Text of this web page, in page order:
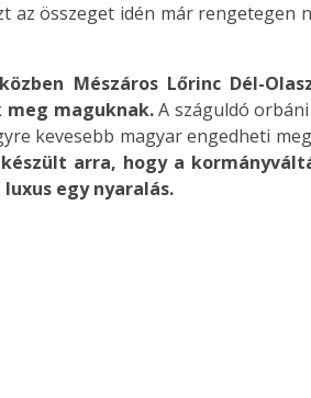
az összeget idén már rengetegen
Mészáros Lőrinc Dél-
meg maguknak.A száguldó
kevesebb magyar engedheti
arra, hogy a
egy nyaralás.